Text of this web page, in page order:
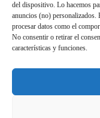
del dispositivo. Lo hacemos
anuncios (no) personalizados.
procesar datos como el
No consentir o retirar el
características y funciones.
Publicar el